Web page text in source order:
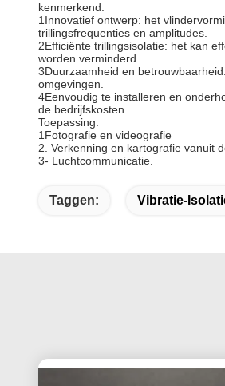
kenmerkend:
1Innovatief ontwerp: het
trillingsfrequenties en amplitudes.
2Efficiënte trillingsisolatie: het kan
worden verminderd.
3Duurzaamheid en
omgevingen.
4Eenvoudig te installeren en
de bedrijfskosten.
Toepassing:
1Fotografie en videografie
2. Verkenning en kartografie vanuit
3- Luchtcommunicatie.
Taggen: Vibratie-